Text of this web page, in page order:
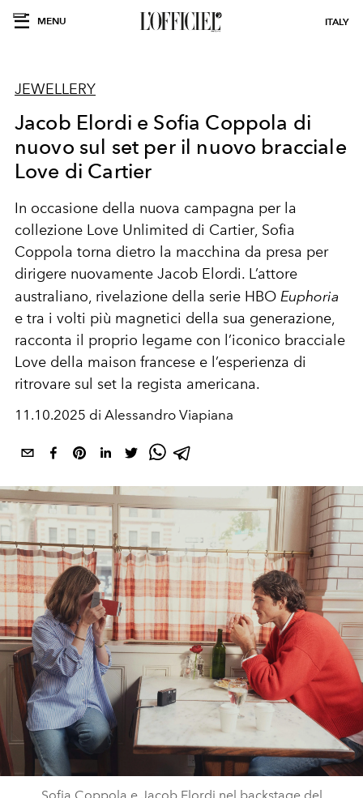
MENU ITALY
JEWELLERY
Jacob Elordi e Sofia Coppola di
nuovo sul set per il nuovo bracciale
Love di Cartier
In occasione della nuova campagna per la
collezione Love Unlimited di Cartier, Sofia
Coppola torna dietro la macchina da presa per
dirigere nuovamente Jacob Elordi. L’attore
australiano, rivelazione della serie HBO Euphoria
e tra i volti più magnetici della sua generazione,
racconta il proprio legame con l’iconico bracciale
Love della maison francese e l’esperienza di
ritrovare sul set la regista americana.
11.10.2025 di Alessandro Viapiana